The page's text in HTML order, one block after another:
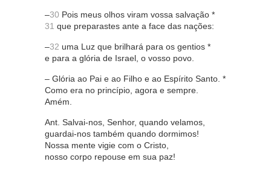
–30 Pois meus olhos viram vossa salvação *
31 que preparastes ante a face das nações:
–32 uma Luz que brilhará para os gentios *
e para a glória de Israel, o vosso povo.
– Glória ao Pai e ao Filho e ao Espírito Santo. *
Como era no princípio, agora e sempre.
Amém.
Ant. Salvai-nos, Senhor, quando velamos,
guardai-nos também quando dormimos!
Nossa mente vigie com o Cristo,
nosso corpo repouse em sua paz!